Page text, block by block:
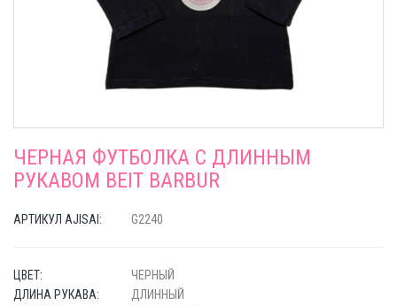
ЧЕРНАЯ ФУТБОЛКА С ДЛИННЫМ
РУКАВОМ BEIT BARBUR
АРТИКУЛ AJISAI: G2240
ЦВЕТ:
ЧЕРНЫЙ
ДЛИНА РУКАВА:
ДЛИННЫЙ